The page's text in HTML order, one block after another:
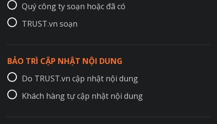
Quý công ty soạn hoặc đã có
TRUST.vn soạn
BẢO TRÌ CẬP NHẬT NỘI DUNG
Do TRUST.vn cập nhật nội dung
Khách hàng tự cập nhật nội dung